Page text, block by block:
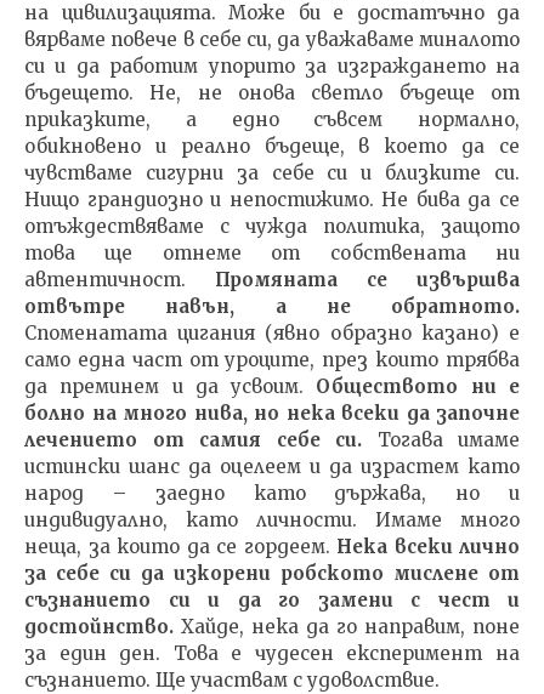
на цивилизацията. Може би е достатъчно да
вярваме повече в себе си, да уважаваме миналото
си и да работим упорито за изграждането на
бъдещето. Не, не онова светло бъдеще от
приказките, а едно съвсем нормално,
обикновено и реално бъдеще, в което да се
чувстваме сигурни за себе си и близките си.
Нищо грандиозно и непостижимо. Не бива да се
отъждествяваме с чужда политика, защото
това ще отнеме от собствената ни
автентичност. Промяната се извършва
отвътре навън, а не обратното.
Споменатата цигания (явно образно казано) е
само една част от уроците, през които трябва
да преминем и да усвоим. Обществото ни е
болно на много нива, но нека всеки да започне
лечението от самия себе си. Тогава имаме
истински шанс да оцелеем и да израстем като
народ – заедно като държава, но и
индивидуално, като личности. Имаме много
неща, за които да се гордеем. Нека всеки лично
за себе си да изкорени робското мислене от
съзнанието си и да го замени с чест и
достойнство. Хайде, нека да го направим, поне
за един ден. Това е чудесен експеримент на
съзнанието. Ще участвам с удоволствие.